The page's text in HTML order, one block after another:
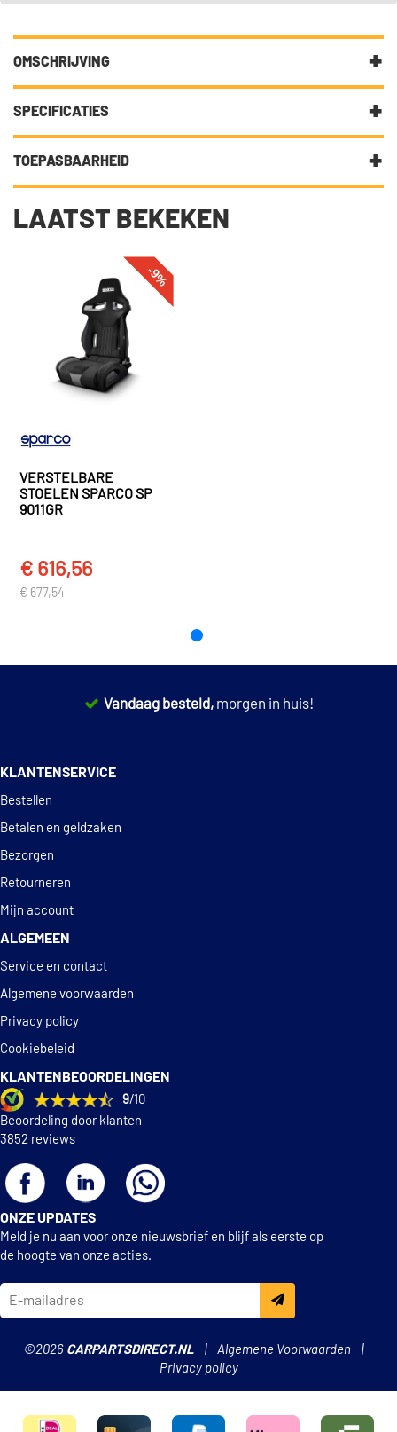
OMSCHRIJVING
- Buizen frame
- Textiel bekleding
- Dubbelzijdige verstelling & snel klapsysteem
SPECIFICATIES
Fabrikantcode
Merk Sparco
Categorie Sportstoelen
TOEPASBAARHEID
LAATST BEKEKEN
-9%
VERSTELBARE
STOELEN SPARCO SP
9011GR
€ 616,56
€ 677,54
Vandaag besteld, morgen in huis!
KLANTENSERVICE
Bestellen
Betalen en geldzaken
Bezorgen
Retourneren
Mijn account
ALGEMEEN
Service en contact
Algemene voorwaarden
Privacy policy
Cookiebeleid
KLANTENBEOORDELINGEN
9/10
Beoordeling door klanten
3852 reviews
ONZE UPDATES
Meld je nu aan voor onze nieuwsbrief en blijf als eerste op
de hoogte van onze acties.
©2026 CARPARTSDIRECT.NL
Algemene Voorwaarden
Privacy policy